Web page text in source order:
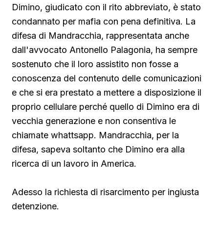
Dimino, giudicato con il rito abbreviato, è stato
condannato per mafia con pena definitiva. La
difesa di Mandracchia, rappresentata anche
dall'avvocato Antonello Palagonia, ha sempre
sostenuto che il loro assistito non fosse a
conoscenza del contenuto delle comunicazioni
e che si era prestato a mettere a disposizione il
proprio cellulare perché quello di Dimino era di
vecchia generazione e non consentiva le
chiamate whattsapp. Mandracchia, per la
difesa, sapeva soltanto che Dimino era alla
ricerca di un lavoro in America.
Adesso la richiesta di risarcimento per ingiusta
detenzione.